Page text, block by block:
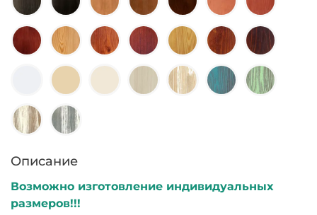
Описание
Возможно изготовление индивидуальных
размеров!!!